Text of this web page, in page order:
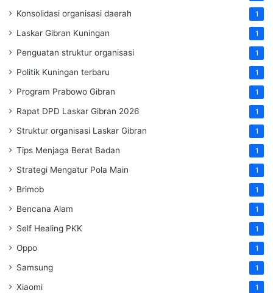
Konsolidasi organisasi daerah 1
Laskar Gibran Kuningan 1
Penguatan struktur organisasi 1
Politik Kuningan terbaru 1
Program Prabowo Gibran 1
Rapat DPD Laskar Gibran 2026 1
Struktur organisasi Laskar Gibran 1
Tips Menjaga Berat Badan 1
Strategi Mengatur Pola Main 1
Brimob 1
Bencana Alam 1
Self Healing PKK 1
Oppo 1
Samsung 1
Xiaomi 1